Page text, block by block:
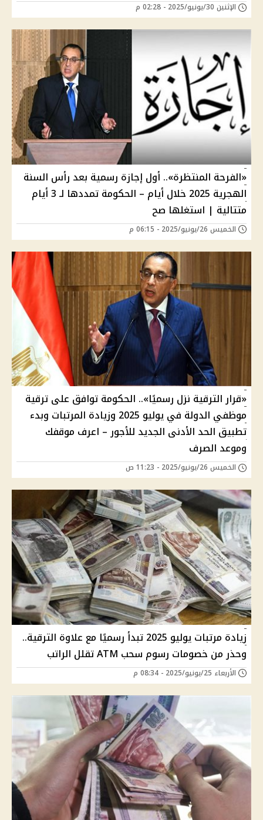
الإثنين 30/يونيو/2025 - 02:28 م
«الفرحة المنتظرة».. أول إجازة رسمية بعد رأس السنة
الهجرية 2025 خلال أيام – الحكومة تمددها لـ 3 أيام
متتالية | استغلها صح
الخميس 26/يونيو/2025 - 06:15 م
«قرار الترقية نزل رسميًا».. الحكومة توافق على ترقية
موظفي الدولة في يوليو 2025 وزيادة المرتبات وبدء
تطبيق الحد الأدنى الجديد للأجور – اعرف موقفك
وموعد الصرف
الخميس 26/يونيو/2025 - 11:23 ص
زيادة مرتبات يوليو 2025 تبدأ رسميًا مع علاوة الترقية..
وحذر من خصومات رسوم سحب ATM تقلل الراتب
الأربعاء 25/يونيو/2025 - 08:34 م